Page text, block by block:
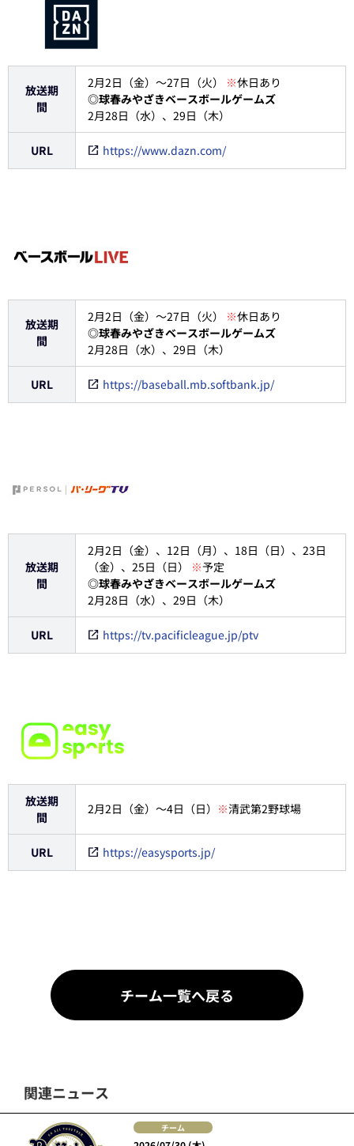
放送期
間
2月2日（金）～27日（火） ※休日あり
◎球春みやざきベースボールゲームズ
2月28日（水）、29日（木）
URL https://www.dazn.com/
放送期
間
2月2日（金）～27日（火） ※休日あり
◎球春みやざきベースボールゲームズ
2月28日（水）、29日（木）
URL https://baseball.mb.softbank.jp/
放送期
間
2月2日（金）、12日（月）、18日（日）、23日
（金）、25日（日） ※予定
◎球春みやざきベースボールゲームズ
2月28日（水）、29日（木）
URL https://tv.pacificleague.jp/ptv
放送期
間
2月2日（金）～4日（日） ※清武第2野球場
URL https://easysports.jp/
チーム一覧へ戻る
関連ニュース
チーム